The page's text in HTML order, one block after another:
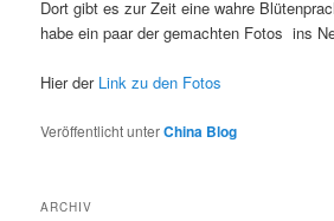
Dort gibt es zur Zeit eine wahre
habe ein paar der gemachten Fotos ins
Hier der Link zu den Fotos
Veröffentlicht unterChina Blog
ARCHIV